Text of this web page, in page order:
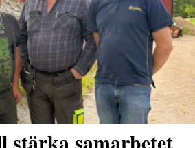
stärka samarbetet